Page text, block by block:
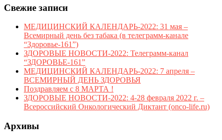
Свежие записи
МЕДИЦИНСКИЙ КАЛЕНДАРЬ-2022: 31 мая –
Всемирный день без табака (в телеграмм-канале
“Здоровье-161”)
ЗДОРОВЫЕ НОВОСТИ-2022: Телеграмм-канал
“ЗДОРОВЬЕ-161”
МЕДИЦИНСКИЙ КАЛЕНДАРЬ-2022: 7 апреля –
ВСЕМИРНЫЙ ДЕНЬ ЗДОРОВЬЯ
Поздравляем с 8 МАРТА !
ЗДОРОВЫЕ НОВОСТИ-2022: 4-28 февраля 2022 г. –
Всероссийский Онкологический Диктант (onco-life.ru)
Архивы